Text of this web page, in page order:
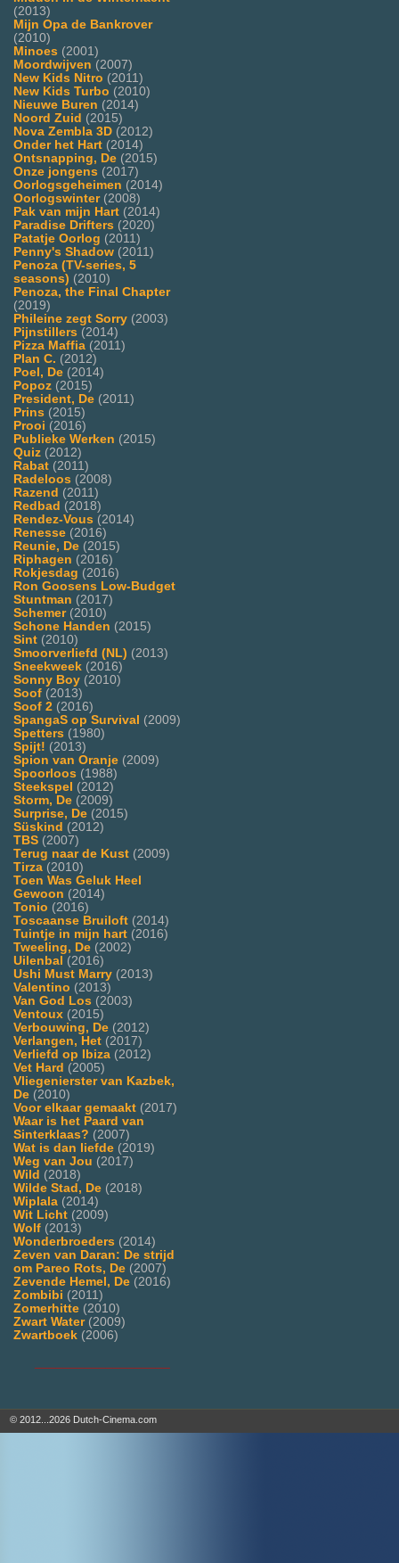
(2013)
Mijn Opa de Bankrover
(2010)
Minoes (2001)
Moordwijven (2007)
New Kids Nitro (2011)
New Kids Turbo (2010)
Nieuwe Buren (2014)
Noord Zuid (2015)
Nova Zembla 3D (2012)
Onder het Hart (2014)
Ontsnapping, De (2015)
Onze jongens (2017)
Oorlogsgeheimen (2014)
Oorlogswinter(2008)
Pak van mijn Hart (2014)
Paradise Drifters (2020)
Patatje Oorlog (2011)
Penny's Shadow (2011)
Penoza (TV-series, 5
seasons) (2010)
Penoza, the Final Chapter
(2019)
Phileine zegt Sorry (2003)
Pijnstillers (2014)
Pizza Maffia (2011)
Plan C. (2012)
Poel, De (2014)
Popoz (2015)
President, De (2011)
Prins (2015)
Prooi (2016)
Publieke Werken (2015)
Quiz (2012)
Rabat (2011)
Radeloos (2008)
Razend (2011)
Redbad (2018)
Rendez-Vous (2014)
Renesse (2016)
Reunie, De (2015)
Riphagen (2016)
Rokjesdag (2016)
Ron Goosens Low-Budget
Stuntman (2017)
Schemer(2010)
Schone Handen (2015)
Sint (2010)
Smoorverliefd (NL) (2013)
Sneekweek (2016)
Sonny Boy (2010)
Soof (2013)
Soof 2 (2016)
SpangaS op Survival (2009)
Spetters (1980)
Spijt! (2013)
Spion van Oranje (2009)
Spoorloos (1988)
Steekspel (2012)
Storm, De (2009)
Surprise, De (2015)
Süskind (2012)
TBS (2007)
Terug naar de Kust (2009)
Tirza (2010)
Toen Was Geluk Heel
Gewoon (2014)
Tonio (2016)
Toscaanse Bruiloft (2014)
Tuintje in mijn hart (2016)
Tweeling, De (2002)
Uilenbal (2016)
Ushi Must Marry (2013)
Valentino (2013)
Van God Los (2003)
Ventoux (2015)
Verbouwing, De (2012)
Verlangen, Het (2017)
Verliefd op Ibiza (2012)
Vet Hard (2005)
Vliegenierster van Kazbek,
De (2010)
Voor elkaar gemaakt (2017)
Waar is het Paard van
Sinterklaas? (2007)
Wat is dan liefde (2019)
Weg van Jou (2017)
Wild (2018)
Wilde Stad, De (2018)
Wiplala (2014)
Wit Licht (2009)
Wolf (2013)
Wonderbroeders (2014)
Zeven van Daran: De strijd
om Pareo Rots, De (2007)
Zevende Hemel, De (2016)
Zombibi (2011)
Zomerhitte (2010)
Zwart Water(2009)
Zwartboek (2006)
© 2012...2026 Dutch-Cinema.com